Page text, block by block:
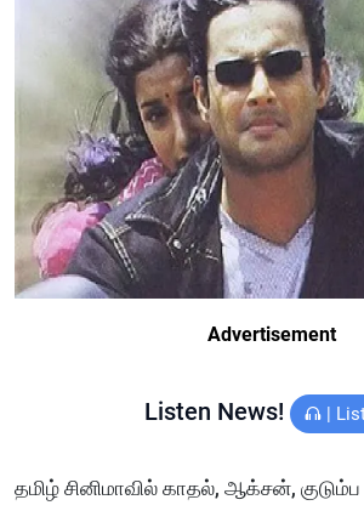
Advertisement
Listen News! |
தமிழ் சினிமாவில் காதல், ஆக்சன்,